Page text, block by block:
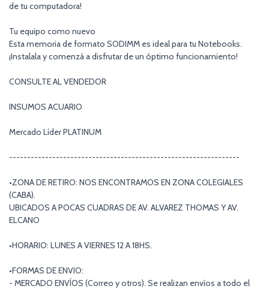
de tu computadora!
Tu equipo como nuevo
Esta memoria de formato SODIMM es ideal para tu Notebooks.
¡Instalala y comenzá a disfrutar de un óptimo funcionamiento!
CONSULTE AL VENDEDOR
INSUMOS ACUARIO
Mercado Líder PLATINUM
----------------------------------------------------------------
•ZONA DE RETIRO: NOS ENCONTRAMOS EN ZONA COLEGIALES
(CABA).
UBICADOS A POCAS CUADRAS DE AV. ALVAREZ THOMAS Y AV.
ELCANO
•HORARIO: LUNES A VIERNES 12 A 18HS.
•FORMAS DE ENVIO:
- MERCADO ENVÍOS (Correo y otros). Se realizan envíos a todo el